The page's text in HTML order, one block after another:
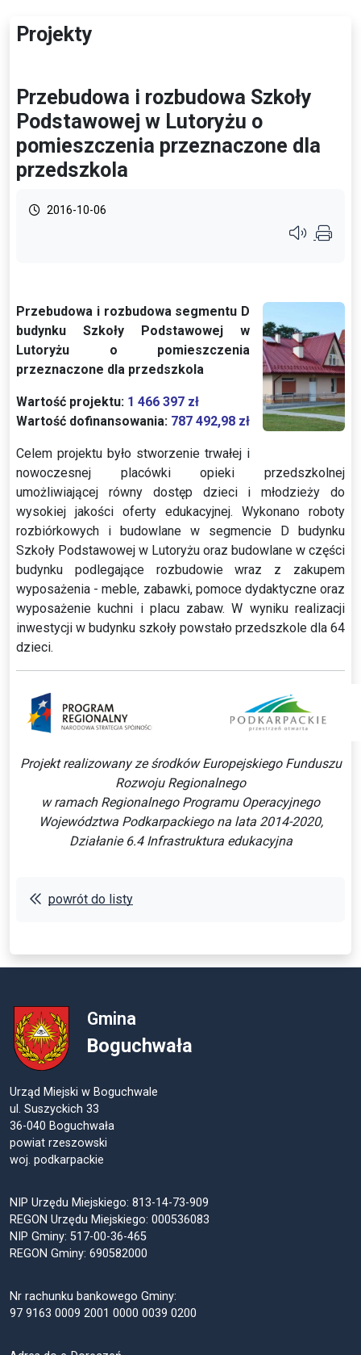
Projekty
Przebudowa i rozbudowa Szkoły
Podstawowej w Lutoryżu o
pomieszczenia przeznaczone dla
przedszkola
2016-10-06
Przycisk
Przebudowa i rozbudowa segmentu D
budynku Szkoły Podstawowej w
Lutoryżu o pomieszczenia
przeznaczone dla przedszkola
Wartość projektu: 1 466 397 zł
Wartość dofinansowania: 787 492,98 zł
Celem projektu było stworzenie trwałej i
nowoczesnej placówki opieki przedszkolnej
umożliwiającej równy dostęp dzieci i młodzieży do
wysokiej jakości oferty edukacyjnej. Wykonano roboty
rozbiórkowych i budowlane w segmencie D budynku
Szkoły Podstawowej w Lutoryżu oraz budowlane w części
budynku podlegające rozbudowie wraz z zakupem
wyposażenia - meble, zabawki, pomoce dydaktyczne oraz
wyposażenie kuchni i placu zabaw. W wyniku realizacji
inwestycji w budynku szkoły powstało przedszkole dla 64
dzieci.
Projekt realizowany ze środków Europejskiego Funduszu
Rozwoju Regionalnego
w ramach Regionalnego Programu Operacyjnego
Województwa Podkarpackiego na lata 2014-2020,
Działanie 6.4 Infrastruktura edukacyjna
powrót do listy
Gmina
Boguchwała
Urząd Miejski w Boguchwale
ul. Suszyckich 33
36-040 Boguchwała
powiat rzeszowski
woj. podkarpackie
NIP Urzędu Miejskiego: 813-14-73-909
REGON Urzędu Miejskiego: 000536083
NIP Gminy: 517-00-36-465
REGON Gminy: 690582000
Nr rachunku bankowego Gminy:
97 9163 0009 2001 0000 0039 0200